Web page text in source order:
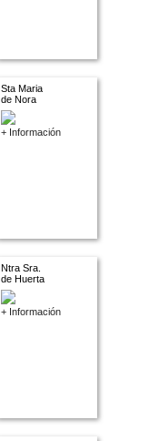
Sta Maria
de Nora
+ Información
Ntra Sra.
de Huerta
+ Información